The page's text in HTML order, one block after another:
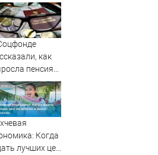
как
пенсия
лет -
на
Когда
лучших цен